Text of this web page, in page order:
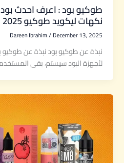
طوكيو بود : اعرف احدث
نكهات ليكويد طوكيو 2025
Dareen Ibrahim/December 13, 2025
نبذة عن طوكيو بود نبذة عن طوكيو
لأجهزة البود سيستم، بقى